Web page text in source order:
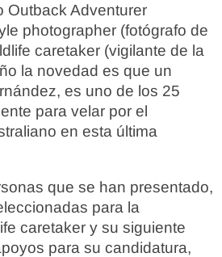
Outback Adventurer
photographer (fotógrafo de
caretaker (vigilante de la
la novedad es que un
es uno de los 25
para velar por el
en esta última
que se han presentado,
para la
caretaker y su siguiente
para su candidatura,